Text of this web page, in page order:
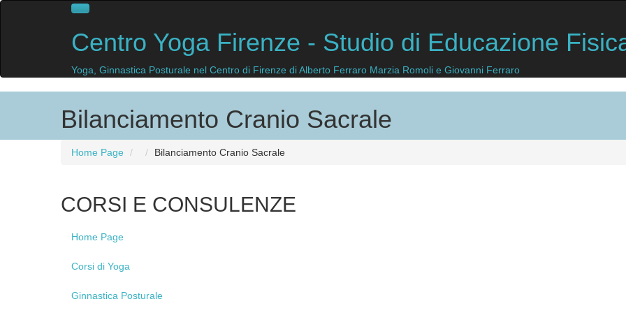
Centro Yoga Firenze - Studio di Educazione
Yoga, Ginnastica Posturale nel Centro di Firenze di Alberto Ferraro Marzia Romoli e Giovanni Ferraro
Bilanciamento Cranio Sacrale
Home Page Bilanciamento Cranio Sacrale
CORSI E CONSULENZE
Home Page
Corsi di Yoga
Ginnastica Posturale